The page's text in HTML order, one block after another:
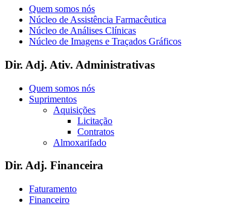
Quem somos nós
Núcleo de Assistência Farmacêutica
Núcleo de Análises Clínicas
Núcleo de Imagens e Traçados Gráficos
Dir. Adj. Ativ. Administrativas
Quem somos nós
Suprimentos
Aquisições
Licitação
Contratos
Almoxarifado
Dir. Adj. Financeira
Faturamento
Financeiro